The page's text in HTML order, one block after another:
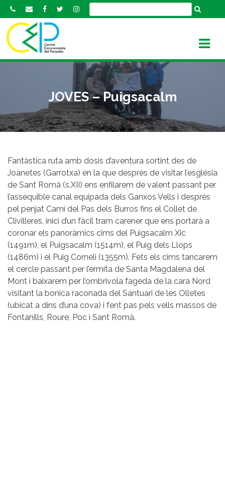
k
t
e
JOVES – Puigsacalm
Fantàstica ruta amb dosis d’aventura sortint des de
Joanetes (Garrotxa) en la que desprès de visitar l’església
de Sant Romà (s.XII) ens enfilarem de valent passant per
l’assequible canal equipada dels Ganxos Vells i desprès
pel penjat Camí del Pas dels Burros fins el Collet de
Clivilleres, inici d’un fàcil tram carener que ens portarà a
coronar els panoràmics cims del Puigsacalm Xic
(1491m), el Puigsacalm (1514m), el Puig dels Llops
(1486m) i el Puig Corneli (1355m). Fets els cims tancarem
el cercle passant per l’ermita de Santa Magdalena del
Mont i baixarem per l’ombrivola fageda de la cara Nord
visitant la bonica raconada del Santuari de les Olletes
(ubicat a dins d’una cova) i fent pas pels vells massos de
Fontanills, Roure, Poc i Sant Romà.